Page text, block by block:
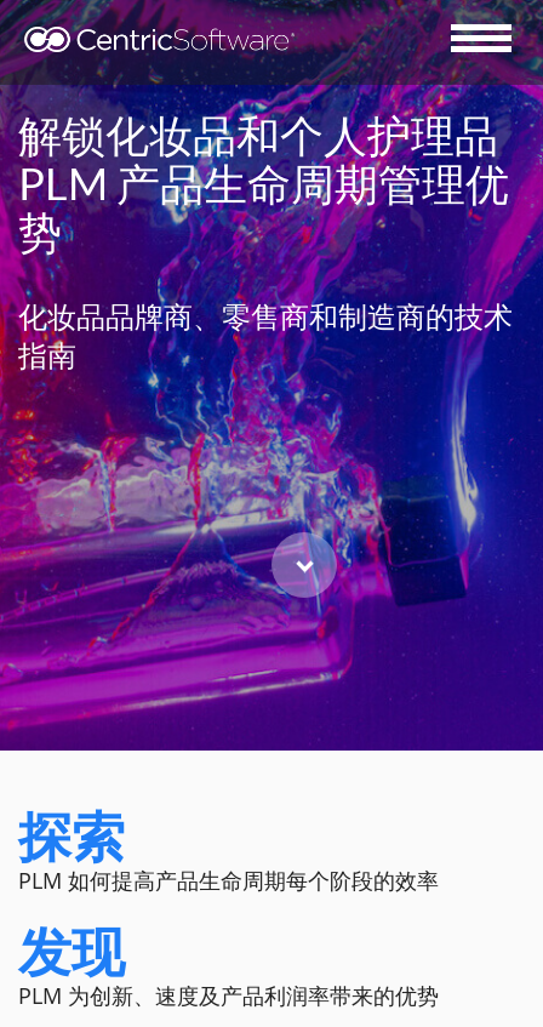
解锁化妆品和个人护理品
PLM 产品生命周期管理优
势
化妆品品牌商、零售商和制造商的技术
指南
探索
PLM 如何提高产品生命周期每个阶段的效率
发现
PLM 为创新、速度及产品利润率带来的优势